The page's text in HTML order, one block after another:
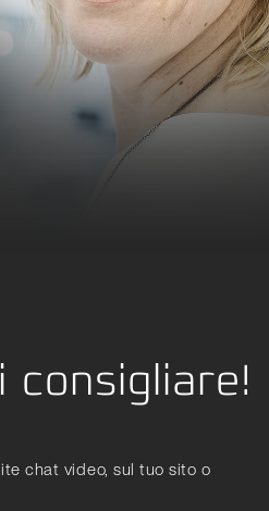
consigliare!
chat video, sul tuo sito o